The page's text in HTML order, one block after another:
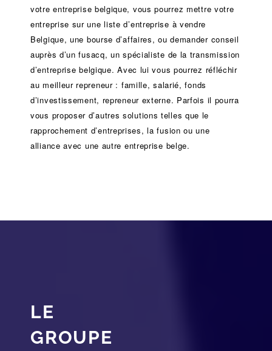
votre entreprise belgique, vous pourrez mettre votre
entreprise sur une liste d’entreprise à vendre
Belgique, une bourse d’affaires, ou demander conseil
auprès d’unfusacq, un spécialiste de la transmission
d’entreprise belgique. Avec lui vous pourrez réfléchir
au meilleur repreneur : famille,salarié,fonds
d’investissement, repreneur externe. Parfois il pourra
vous proposer d’autres solutions telles que le
rapprochement d’entreprises, lafusion ou une
alliance avec une autre entreprise belge.
LE
GROUPE